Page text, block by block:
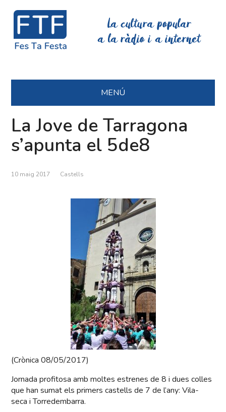
La cultura popular
a la ràdio i a internet
MENÚ
La Jove de Tarragona
s’apunta el 5de8
10 maig 2017 Castells
(Crònica 08/05/2017)
Jornada profitosa amb moltes estrenes de 8 i dues colles
que han sumat els primers castells de 7 de l’any: Vila-
seca i Torredembarra.